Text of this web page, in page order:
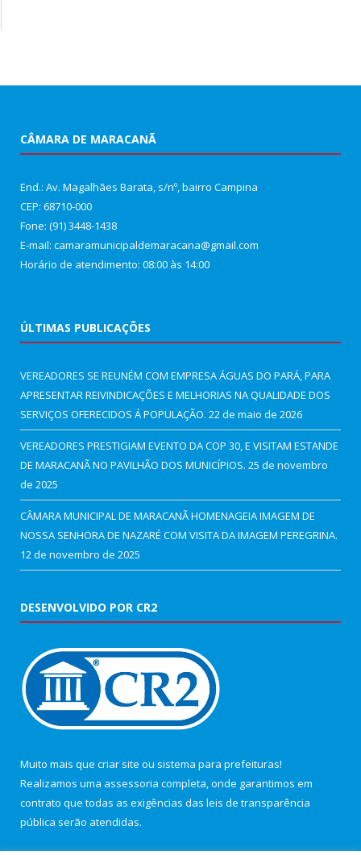
CÂMARA DE MARACANÃ
End.: Av. Magalhães Barata, s/nº, bairro Campina
CEP: 68710-000
Fone: (91) 3448-1438
E-mail: camaramunicipaldemaracana@gmail.com
Horário de atendimento: 08:00 às 14:00
ÚLTIMAS PUBLICAÇÕES
VEREADORES SE REUNÉM COM EMPRESA ÁGUAS DO PARÁ, PARA
APRESENTAR REIVINDICAÇÕES E MELHORIAS NA QUALIDADE DOS
SERVIÇOS OFERECIDOS Á POPULAÇÃO. 22 de maio de 2026
VEREADORES PRESTIGIAM EVENTO DA COP 30, E VISITAM ESTANDE
DE MARACANÃ NO PAVILHÃO DOS MUNICÍPIOS. 25 de novembro
de 2025
CÂMARA MUNICIPAL DE MARACANÃ HOMENAGEIA IMAGEM DE
NOSSA SENHORA DE NAZARÉ COM VISITA DA IMAGEM PEREGRINA.
12 de novembro de 2025
DESENVOLVIDO POR CR2
Muito mais que criar site ou sistema para prefeituras!
Realizamos uma assessoria completa, onde garantimos em
contrato que todas as exigências das leis de transparência
pública serão atendidas.